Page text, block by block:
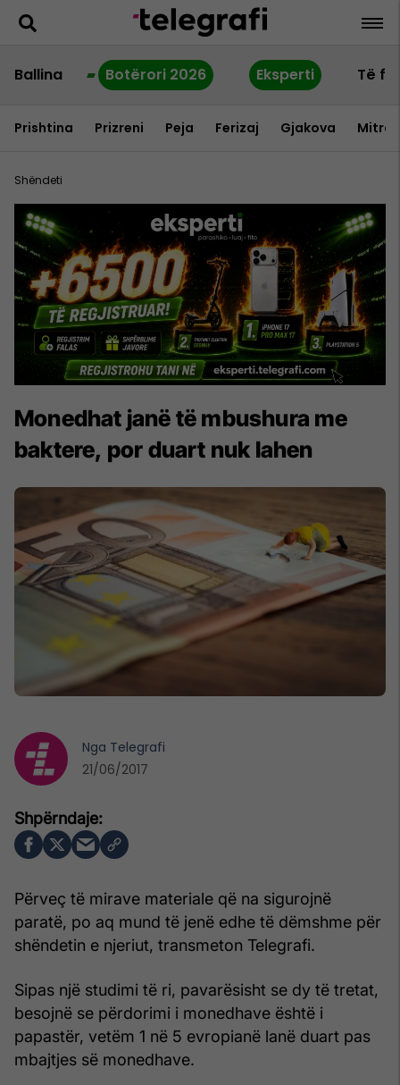
Ballina Botërori 2026 Eksperti Të
Prishtina Prizreni Peja Ferizaj Gjakova
Shëndeti
Monedhat janë të mbushura me
baktere, por duart nuk lahen
Përveç të mirave materiale që na sigurojnë
paratë, po aq mund të jenë edhe të dëmshme për
shëndetin e njeriut, transmeton Telegrafi.
Sipas një studimi të ri, pavarësisht se dy të tretat,
besojnë se përdorimi i monedhave është i
papastër, vetëm 1 në 5 evropianë lanë duart pas
mbajtjes së monedhave.
Nga Telegrafi
21/06/2017